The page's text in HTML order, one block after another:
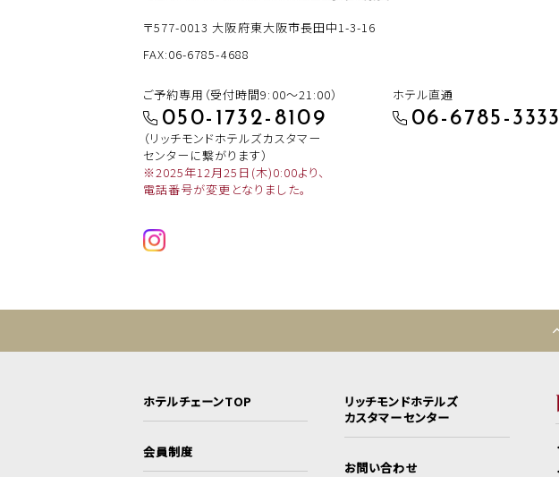
〒577-0013大阪府東大阪市長田中1-3-16
FAX:06-6785-4688
ご予約専用（受付時間9:00～21:00）
050-1732-8109
（リッチモンドホテルズカスタマー
センターに繋がります）
※2025年12月25日(木)0:00より、
電話番号が変更となりました。
ホテル直通
06-6785-3333
ホテルチェーンTOP
会員制度
リッチモンドホテルズ
カスタマーセンター
お問い合わせ